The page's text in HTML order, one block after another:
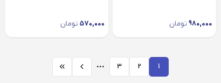
980,000 تومان 570,000 تومان
1
2
3